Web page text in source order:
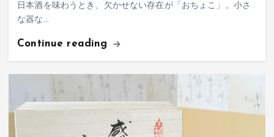
日本酒を味わうとき、欠かせない存在が「おちょこ」。小さ
な器な…
Continue reading